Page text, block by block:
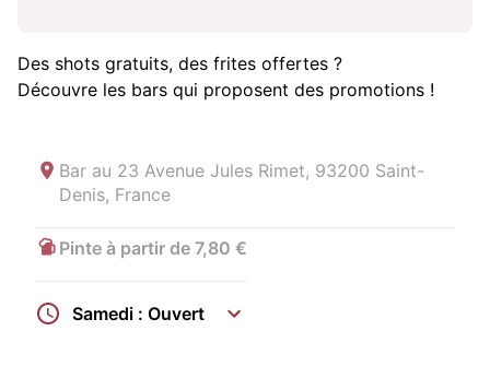
Des shots gratuits, des frites offertes ?
Découvre les bars qui proposent des promotions !
Bar au 23 Avenue Jules Rimet, 93200 Saint-
Denis, France
Pinte à partir de 7,80 €
Samedi : Ouvert